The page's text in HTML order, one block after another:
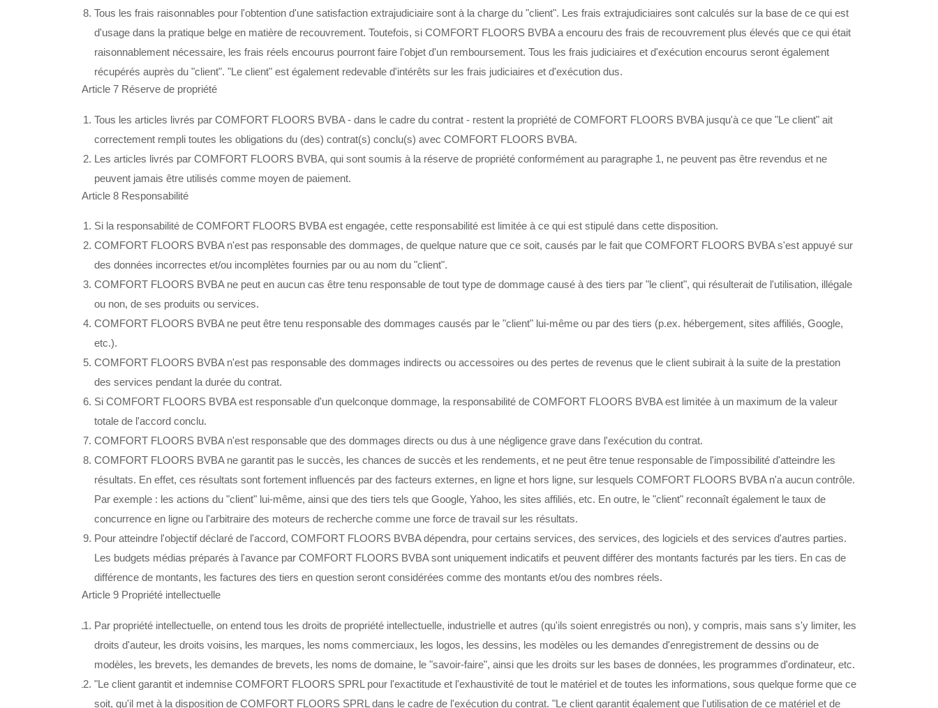
Tous les frais raisonnables pour l'obtention d'une satisfaction extrajudiciaire sont à la charge du "client". Les frais extrajudiciaires sont calculés sur la base de ce qui est
d'usage dans la pratique belge en matière de recouvrement. Toutefois, si COMFORT FLOORS BVBA a encouru des frais de recouvrement plus élevés que ce qui était
raisonnablement nécessaire, les frais réels encourus pourront faire l'objet d'un remboursement. Tous les frais judiciaires et d'exécution encourus seront également
récupérés auprès du "client". "Le client" est également redevable d'intérêts sur les frais judiciaires et d'exécution dus.
Article 7 Réserve de propriété
Tous les articles livrés par COMFORT FLOORS BVBA - dans le cadre du contrat - restent la propriété de COMFORT FLOORS BVBA jusqu'à ce que "Le client" ait
correctement rempli toutes les obligations du (des) contrat(s) conclu(s) avec COMFORT FLOORS BVBA.
Les articles livrés par COMFORT FLOORS BVBA, qui sont soumis à la réserve de propriété conformément au paragraphe 1, ne peuvent pas être revendus et ne
peuvent jamais être utilisés comme moyen de paiement.
Article 8 Responsabilité
Si la responsabilité de COMFORT FLOORS BVBA est engagée, cette responsabilité est limitée à ce qui est stipulé dans cette disposition.
COMFORT FLOORS BVBA n'est pas responsable des dommages, de quelque nature que ce soit, causés par le fait que COMFORT FLOORS BVBA s'est appuyé sur
des données incorrectes et/ou incomplètes fournies par ou au nom du "client".
COMFORT FLOORS BVBA ne peut en aucun cas être tenu responsable de tout type de dommage causé à des tiers par "le client", qui résulterait de l'utilisation, illégale
ou non, de ses produits ou services.
COMFORT FLOORS BVBA ne peut être tenu responsable des dommages causés par le "client" lui-même ou par des tiers (p.ex. hébergement, sites affiliés, Google,
etc.).
COMFORT FLOORS BVBA n'est pas responsable des dommages indirects ou accessoires ou des pertes de revenus que le client subirait à la suite de la prestation
des services pendant la durée du contrat.
Si COMFORT FLOORS BVBA est responsable d'un quelconque dommage, la responsabilité de COMFORT FLOORS BVBA est limitée à un maximum de la valeur
totale de l'accord conclu.
COMFORT FLOORS BVBA n'est responsable que des dommages directs ou dus à une négligence grave dans l'exécution du contrat.
COMFORT FLOORS BVBA ne garantit pas le succès, les chances de succès et les rendements, et ne peut être tenue responsable de l'impossibilité d'atteindre les
résultats. En effet, ces résultats sont fortement influencés par des facteurs externes, en ligne et hors ligne, sur lesquels COMFORT FLOORS BVBA n'a aucun contrôle.
Par exemple : les actions du "client" lui-même, ainsi que des tiers tels que Google, Yahoo, les sites affiliés, etc. En outre, le "client" reconnaît également le taux de
concurrence en ligne ou l'arbitraire des moteurs de recherche comme une force de travail sur les résultats.
Pour atteindre l'objectif déclaré de l'accord, COMFORT FLOORS BVBA dépendra, pour certains services, des services, des logiciels et des services d'autres parties.
Les budgets médias préparés à l'avance par COMFORT FLOORS BVBA sont uniquement indicatifs et peuvent différer des montants facturés par les tiers. En cas de
différence de montants, les factures des tiers en question seront considérées comme des montants et/ou des nombres réels.
Article 9 Propriété intellectuelle
Par propriété intellectuelle, on entend tous les droits de propriété intellectuelle, industrielle et autres (qu'ils soient enregistrés ou non), y compris, mais sans s'y limiter, les
droits d'auteur, les droits voisins, les marques, les noms commerciaux, les logos, les dessins, les modèles ou les demandes d'enregistrement de dessins ou de
modèles, les brevets, les demandes de brevets, les noms de domaine, le "savoir-faire", ainsi que les droits sur les bases de données, les programmes d'ordinateur, etc.
"Le client garantit et indemnise COMFORT FLOORS SPRL pour l'exactitude et l'exhaustivité de tout le matériel et de toutes les informations, sous quelque forme que ce
soit, qu'il met à la disposition de COMFORT FLOORS SPRL dans le cadre de l'exécution du contrat. "Le client garantit également que l'utilisation de ce matériel et de